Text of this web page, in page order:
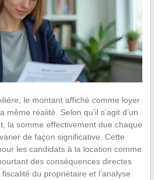
le montant affiché comme loyer
réalité. Selon qu’il s’agit d’un
la somme effectivement due chaque
de façon significative. Cette
les candidats à la location comme
des conséquences directes
du propriétaire et l’analyse